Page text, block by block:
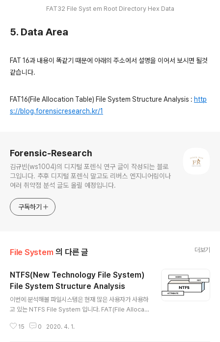
FAT32 File Syst em Root Directory Hex Data
5. Data Area
FAT 16과 내용이 똑같기 때문에 아래의 주소에서 설명을 이어서 보시면 될것
같습니다.
FAT16(File Allocation Table) File System Structure Analysis : http
s://blog.forensicresearch.kr/1
Forensic-Research
김규빈(ws1004)의 디지털 포렌식 연구 글이 작성되는 블로
그입니다. 추후 디지털 포렌식 말고도 리버스 엔지니어링이나
여러 취약점 분석 글도 올릴 예정입니다.
구독하기
File System 의 다른 글 더보기
NTFS(New Technology File System)
File System Structure Analysis
이번에 분석해볼 파일시스템은 현재 많은 사용자가 사용하
고 있는 NTFS File System 입니다. FAT(File Allocati
하기 위해서 만들어진 파일 시스템입니다. 하지만 새로운
15 0 2020. 4. 1.